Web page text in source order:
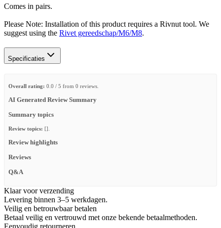
Comes in pairs.​
Please Note: Installation of this product requires a Rivnut tool. We
suggest using the Rivet gereedschap/M6/M8.
Specificaties
Overall rating: 0.0 / 5 from 0 reviews.
AI Generated Review Summary
Summary topics
Review topics: [].
Review highlights
Reviews
Q&A
Klaar voor verzending
Levering binnen 3–5 werkdagen.
Veilig en betrouwbaar betalen
Betaal veilig en vertrouwd met onze bekende betaalmethoden.
Eenvoudig retourneren